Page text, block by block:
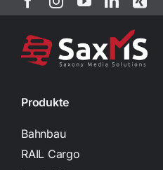
Produkte
Bahnbau
RAIL Cargo